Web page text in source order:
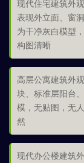
现代住宅建筑外
表现外立面、窗
为干净灰白模型
构图清晰
高层公寓建筑外
块、标准层阳台
模，无贴图，无
然
现代办公楼建筑